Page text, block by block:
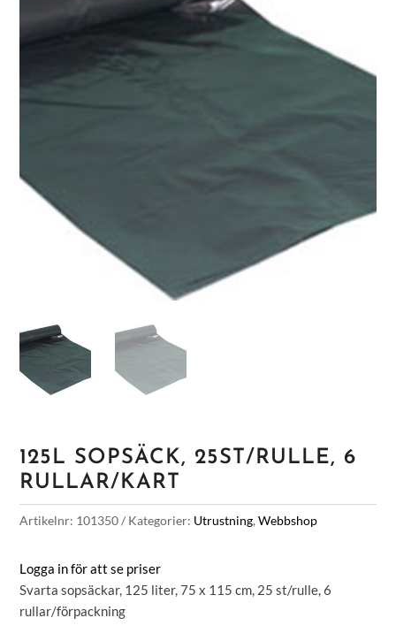
125L SOPSÄCK, 25ST/RULLE, 6
RULLAR/KART
Artikelnr: 101350 Kategorier: Utrustning,Webbshop
Logga in för att se priser
Svarta sopsäckar, 125 liter, 75 x 115 cm, 25 st/rulle, 6
rullar/förpackning